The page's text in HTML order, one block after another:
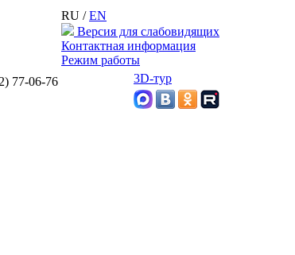
77-06-76
RU /EN
Версия для слабовидящих
Контактная информация
Режим работы
3D-тур